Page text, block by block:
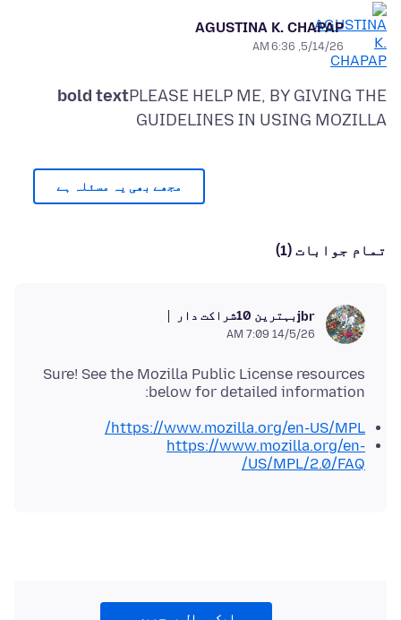
AGUSTINA K. CHAPAP
5/14/26, 6:36 AM
bold textPLEASE HELP ME, BY GIVING THE
GUIDELINES IN USING MOZILLA
مجھے بھی یہ مسئلہ ہے
تمام جوابات (1)
jbrبہترین 10شراکت دار
14/5/26 7:09 AM
Sure! See the Mozilla Public License resources
below for detailed information:
https://www.mozilla.org/en-US/MPL/
https://www.mozilla.org/en-
US/MPL/2.0/FAQ/